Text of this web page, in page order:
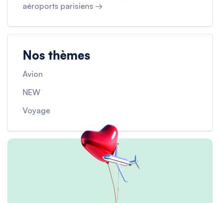
aéroports parisiens →
Nos thèmes
Avion
NEW
Voyage